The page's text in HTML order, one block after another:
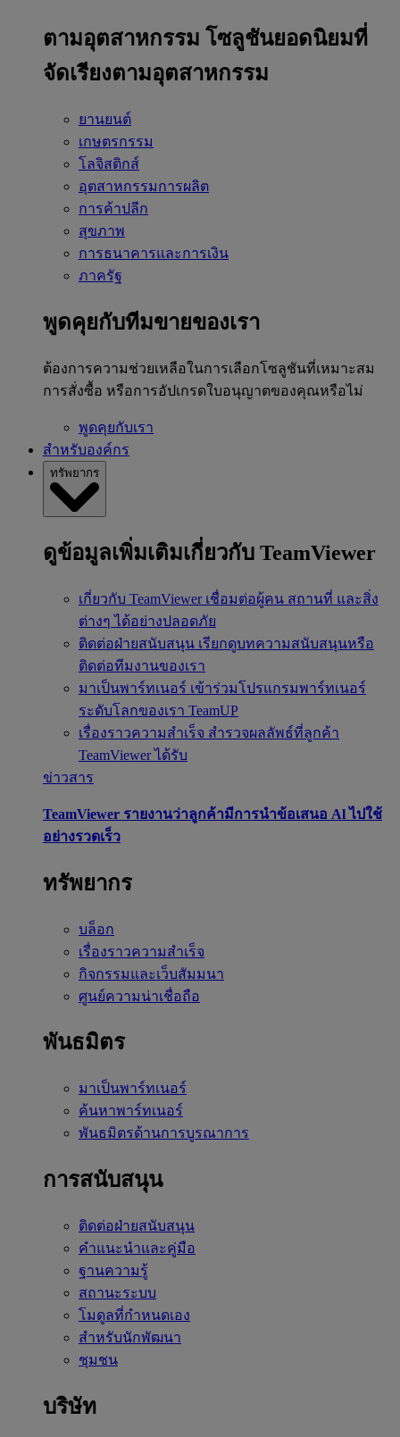
ตามอุตสาหกรรม โซลูชันยอดนิยมที่
จัดเรียงตามอุตสาหกรรม
ยานยนต์
เกษตรกรรม
โลจิสติกส์
อุตสาหกรรมการผลิต
การค้าปลีก
สุขภาพ
การธนาคารและการเงิน
ภาครัฐ
พูดคุยกับทีมขายของเรา
ต้องการความช่วยเหลือในการเลือกโซลูชันที่เหมาะสม
การสั่งซื้อ หรือการอัปเกรดใบอนุญาตของคุณหรือไม่
พูดคุยกับเรา
สำหรับองค์กร
ทรัพยากร
ดูข้อมูลเพิ่มเติมเกี่ยวกับ TeamViewer
เกี่ยวกับ TeamViewer เชื่อมต่อผู้คน สถานที่ และสิ่ง
ต่างๆ ได้อย่างปลอดภัย
ติดต่อฝ่ายสนับสนุน เรียกดูบทความสนับสนุนหรือ
ติดต่อทีมงานของเรา
มาเป็นพาร์ทเนอร์ เข้าร่วมโปรแกรมพาร์ทเนอร์
ระดับโลกของเรา TeamUP
เรื่องราวความสำเร็จ สำรวจผลลัพธ์ที่ลูกค้า
TeamViewer ได้รับ
ข่าวสาร
TeamViewer รายงานว่าลูกค้ามีการนำข้อเสนอ Al ไปใช้
อย่างรวดเร็ว
ทรัพยากร
บล็อก
เรื่องราวความสำเร็จ
กิจกรรมและเว็บสัมมนา
ศูนย์ความน่าเชื่อถือ
พันธมิตร
มาเป็นพาร์ทเนอร์
ค้นหาพาร์ทเนอร์
พันธมิตรด้านการบูรณาการ
การสนับสนุน
ติดต่อฝ่ายสนับสนุน
คำแนะนำและคู่มือ
ฐานความรู้
สถานะระบบ
โมดูลที่กำหนดเอง
สำหรับนักพัฒนา
ชุมชน
บริษัท